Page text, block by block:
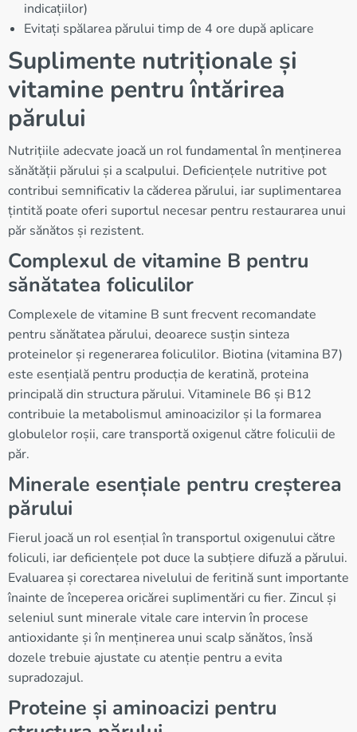
indicațiilor)
Evitați spălarea părului timp de 4 ore după aplicare
Suplimente nutriționale și
vitamine pentru întărirea
părului
Nutrițiile adecvate joacă un rol fundamental în menținerea
sănătății părului și a scalpului. Deficiențele nutritive pot
contribui semnificativ la căderea părului, iar suplimentarea
țintită poate oferi suportul necesar pentru restaurarea unui
păr sănătos și rezistent.
Complexul de vitamine B pentru
sănătatea foliculilor
Complexele de vitamine B sunt frecvent recomandate
pentru sănătatea părului, deoarece susțin sinteza
proteinelor și regenerarea foliculilor. Biotina (vitamina B7)
este esențială pentru producția de keratină, proteina
principală din structura părului. Vitaminele B6 și B12
contribuie la metabolismul aminoacizilor și la formarea
globulelor roșii, care transportă oxigenul către foliculii de
păr.
Minerale esențiale pentru creșterea
părului
Fierul joacă un rol esențial în transportul oxigenului către
foliculi, iar deficiențele pot duce la subțiere difuză a părului.
Evaluarea și corectarea nivelului de feritină sunt importante
înainte de începerea oricărei suplimentări cu fier. Zincul și
seleniul sunt minerale vitale care intervin în procese
antioxidante și în menținerea unui scalp sănătos, însă
dozele trebuie ajustate cu atenție pentru a evita
supradozajul.
Proteine și aminoacizi pentru